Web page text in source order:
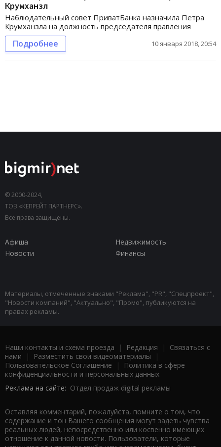
Крумханзл
Наблюдательный совет ПриватБанка назначила Петра
Крумханзла на должность председателя правления
Подробнее 10 января 2018, 20:54
© 2000-2024,
ТОВ «КЕПРЕЙТ ПАРТНЕРС».
Все права защищены.
Афиша
Недвижимость
Новости
Финансы
Материалы, отмеченные знаками "Реклама", "PR", "Спецпроект",
"Новости компаний", "Актуально", "Промо", публикуются на
правах рекламы.
Наши контакты и схема проезда | Редакция | Связаться с
нами | Разместить свои видеоматериалы |
Пользовательское Соглашение |
Политика в сфере
конфиденциальности и персональных данных
Реклама на сайте: Отдел продаж digital рекламы
Оставляя комментарий, пожалуйста, помните о том, что
содержание и тон Вашего сообщения могут задеть чувства
реальных людей, непосредственно или косвенно имеющих
отношение к данной новости. Пользователи, которые